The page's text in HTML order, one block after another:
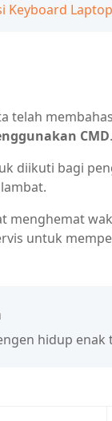
Keyboard
telah
CMD.
diikuti bagi
menghemat
untuk
hidup enak